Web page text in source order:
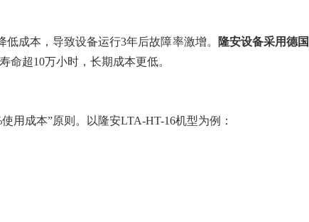
成本，导致设备运行3年后故障率激增。
隆安设备采用德国
命超10万小时，长期成本更低。
用成本”原则。以隆安LTA-HT-16机型为例：